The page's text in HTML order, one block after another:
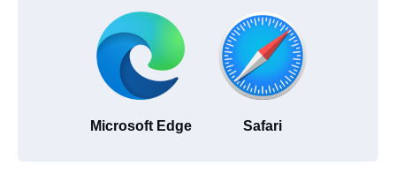
Microsoft Edge Safari